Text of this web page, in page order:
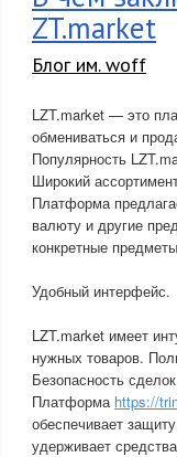
ZT.market
Блог им. woff
LZT.market — это
обмениваться и
Популярность
Широкий
Платформа
валюту и другие
конкретные
Удобный интерфейс.
LZT.market имеет
нужных товаров.
Безопасность
Платформа https://
обеспечивает
удерживает